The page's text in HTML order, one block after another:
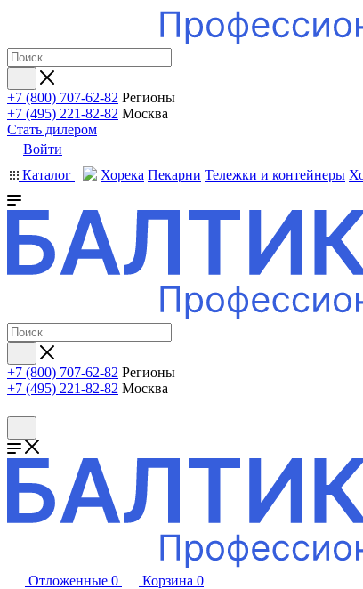
+7 (800) 707-62-82 Регионы
+7 (495) 221-82-82 Москва
Стать дилером
Войти
Каталог
Хорека Пекарни Тележки и контейнеры
+7 (800) 707-62-82 Регионы
+7 (495) 221-82-82 Москва
Отложенные 0 Корзина 0